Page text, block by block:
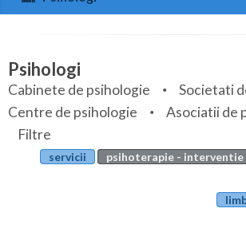
Arges
Bihor
Bistrita-Nasaud
Botosani
Specialitati
Servicii
Articole
Evenimente
Psihologi
Cabinete de psihologie
Societati
Centre de psihologie
Asociatii de
Filtre
servicii
psihoterapie -